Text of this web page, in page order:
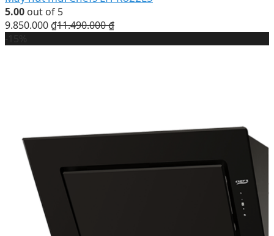
5.00 out of 5
9.850.000 ₫11.490.000₫